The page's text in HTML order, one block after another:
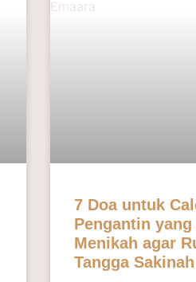
7 Doa untuk
Pengantin yang
Menikah agar
Tangga Sakinah